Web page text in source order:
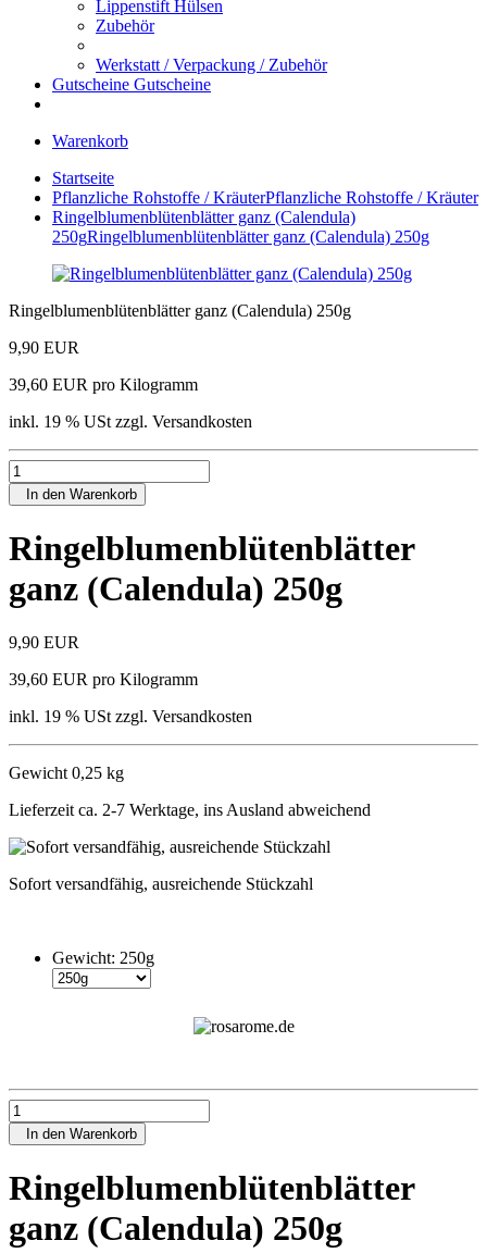
Lippenstift Hülsen
Zubehör
Werkstatt / Verpackung / Zubehör
Gutscheine Gutscheine
Warenkorb
Startseite
Pflanzliche Rohstoffe / KräuterPflanzliche Rohstoffe / Kräuter
Ringelblumenblütenblätter ganz (Calendula)
250gRingelblumenblütenblätter ganz (Calendula) 250g
Ringelblumenblütenblätter ganz (Calendula) 250g
9,90 EUR
39,60 EUR pro Kilogramm
inkl. 19 % USt zzgl. Versandkosten
In den Warenkorb
Ringelblumenblütenblätter
ganz (Calendula) 250g
9,90 EUR
39,60 EUR pro Kilogramm
inkl. 19 % USt zzgl. Versandkosten
Gewicht 0,25 kg
Lieferzeit ca. 2-7 Werktage, ins Ausland abweichend
Sofort versandfähig, ausreichende Stückzahl
Gewicht: 250g
In den Warenkorb
Ringelblumenblütenblätter
ganz (Calendula) 250g